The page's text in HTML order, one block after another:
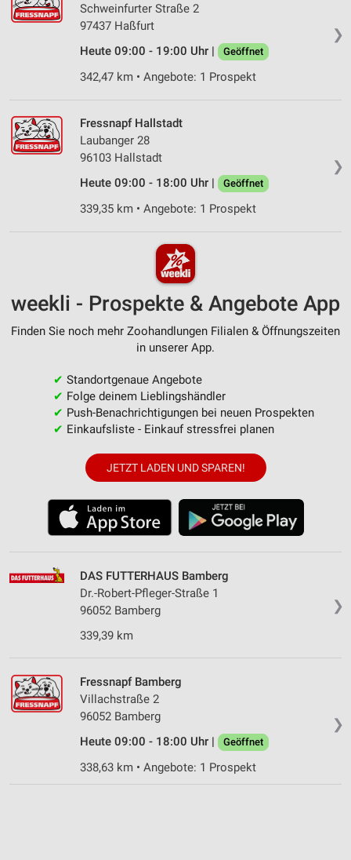
❯
Schweinfurter Straße 2
97437 Haßfurt
Heute 09:00 - 19:00 Uhr |
Geöffnet
342,47 km • Angebote: 1 Prospekt
❯
Fressnapf Hallstadt
Laubanger 28
96103 Hallstadt
Heute 09:00 - 18:00 Uhr |
Geöffnet
339,35 km • Angebote: 1 Prospekt
weekli - Prospekte & Angebote App
Finden Sie noch mehr Zoohandlungen Filialen & Öffnungszeiten
in unserer App.
✔ Standortgenaue Angebote
✔ Folge deinem Lieblingshändler
✔ Push-Benachrichtigungen bei neuen Prospekten
✔ Einkaufsliste - Einkauf stressfrei planen
JETZT LADEN UND SPAREN!
❯
DAS FUTTERHAUS Bamberg
Dr.-Robert-Pfleger-Straße 1
96052 Bamberg
339,39 km
❯
Fressnapf Bamberg
Villachstraße 2
96052 Bamberg
Heute 09:00 - 18:00 Uhr |
Geöffnet
338,63 km • Angebote: 1 Prospekt